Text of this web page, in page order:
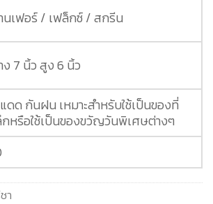
นเฟอร์ / เฟล็กซ์ / สกรีน
ง 7 นิ้ว สูง 6 นิ้ว
ดด กันฝน เหมาะสำหรับใช้เป็นของที่
กหรือใช้เป็นของขวัญวันพิเศษต่างๆ
า